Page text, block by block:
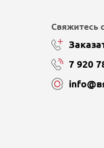
Свяжитесь
7 920